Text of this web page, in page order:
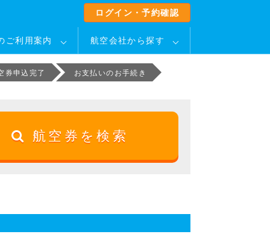
ログイン・予約確認
ご利用案内 航空会社から探す
券申込完了 お支払いのお手続き
航空券を検索